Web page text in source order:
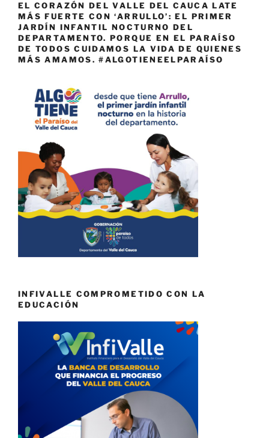
EL CORAZÓN DEL VALLE DEL CAUCA LATE
MÁS FUERTE CON ‘ARRULLO’: EL PRIMER
JARDÍN INFANTIL NOCTURNO DEL
DEPARTAMENTO. PORQUE EN EL PARAÍSO
DE TODOS CUIDAMOS LA VIDA DE QUIENES
MÁS AMAMOS. #ALGOTIENEELPARAÍSO
INFIVALLE COMPROMETIDO CON LA
EDUCACIÓN